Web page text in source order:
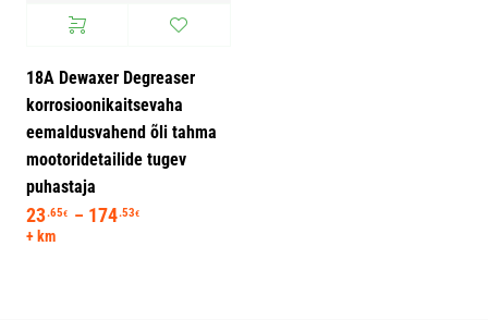
18A Dewaxer Degreaser
korrosioonikaitsevaha
eemaldusvahend õli tahma
mootoridetailide tugev
puhastaja
23.65€ – 174.53€
+ km